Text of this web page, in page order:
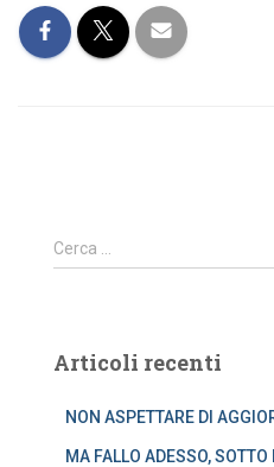
R
i
c
Cerca …
Articoli recenti
NON ASPETTARE DI
MA FALLO ADESSO, SOTTO